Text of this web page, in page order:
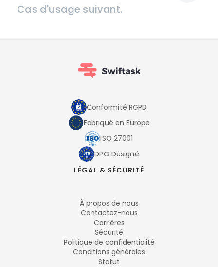
Cas d'usage suivant.
Conformité RGPD
Fabriqué en Europe
ISO 27001
DPO Désigné
LÉGAL & SÉCURITÉ
À propos de nous
Contactez-nous
Carrières
Sécurité
Politique de confidentialité
Conditions générales
Statut